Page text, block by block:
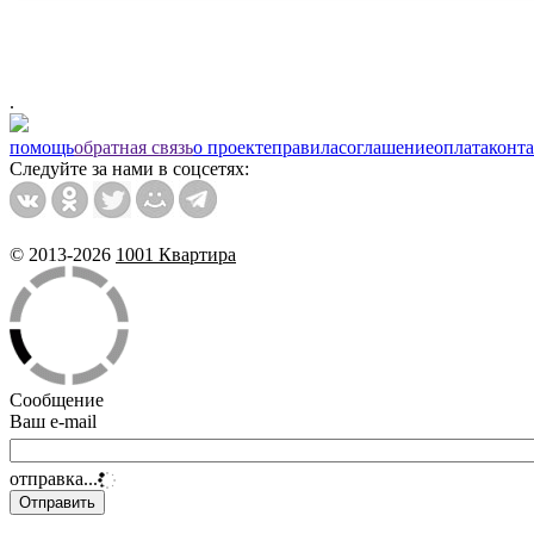
.
помощьобратная связьо проектеправиласоглашениеоплата
Следуйте за нами в соцсетях:
© 2013-2026 1001 Квартира
Сообщение
Ваш e-mail
отправка...